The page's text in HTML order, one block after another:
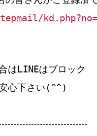
はLINEはブロック
心下さい(^^)